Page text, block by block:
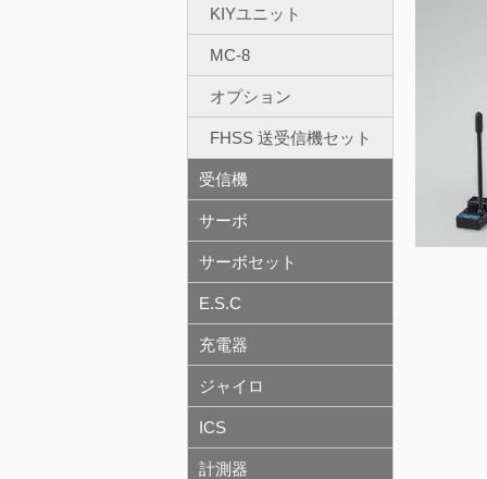
KIYユニット
MC-8
オプション
FHSS 送受信機セット
受信機
サーボ
サーボセット
E.S.C
充電器
ジャイロ
ICS
計測器